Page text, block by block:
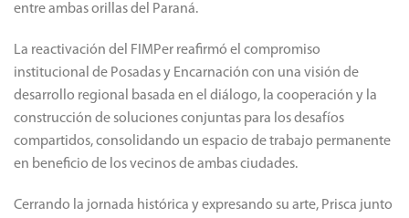
entre ambas orillas del Paraná.
La reactivación del FIMPer reafirmó el compromiso
institucional de Posadas y Encarnación con una visión de
desarrollo regional basada en el diálogo, la cooperación y la
construcción de soluciones conjuntas para los desafíos
compartidos, consolidando un espacio de trabajo permanente
en beneficio de los vecinos de ambas ciudades.
Cerrando la jornada histórica y expresando su arte, Prisca junto